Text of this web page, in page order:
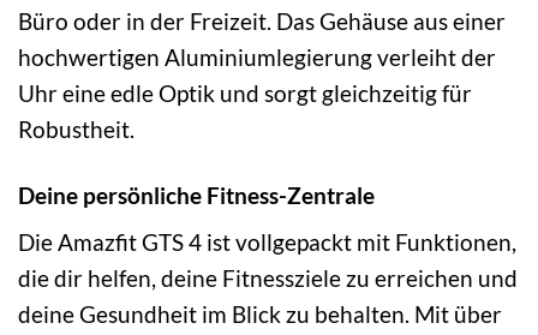
Büro oder in der Freizeit. Das Gehäuse aus einer
hochwertigen Aluminiumlegierung verleiht der
Uhr eine edle Optik und sorgt gleichzeitig für
Robustheit.
Deine persönliche Fitness-Zentrale
Die Amazfit GTS 4 ist vollgepackt mit Funktionen,
die dir helfen, deine Fitnessziele zu erreichen und
deine Gesundheit im Blick zu behalten. Mit über